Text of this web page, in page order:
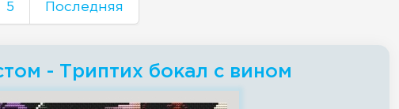
5 Последняя
- Триптих бокал с вином